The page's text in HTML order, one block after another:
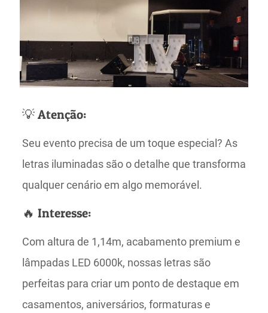
💡 Atenção:
Seu evento precisa de um toque especial? As
letras iluminadas são o detalhe que transforma
qualquer cenário em algo memorável.
🔥 Interesse:
Com altura de 1,14m, acabamento premium e
lâmpadas LED 6000k, nossas letras são
perfeitas para criar um ponto de destaque em
casamentos, aniversários, formaturas e